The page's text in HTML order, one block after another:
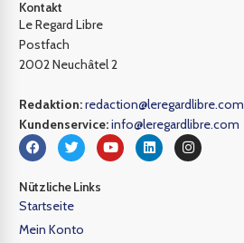
Kontakt
Le Regard Libre
Postfach
2002 Neuchâtel 2
Redaktion:redaction@leregardlibre.com
Kundenservice:info@leregardlibre.com
Nützliche Links
Startseite
Mein Konto